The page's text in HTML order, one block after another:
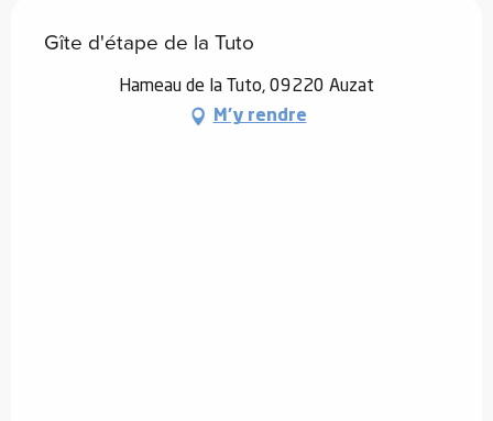
Gîte d'étape de la Tuto
Hameau de la Tuto, 09220 Auzat
M'y rendre